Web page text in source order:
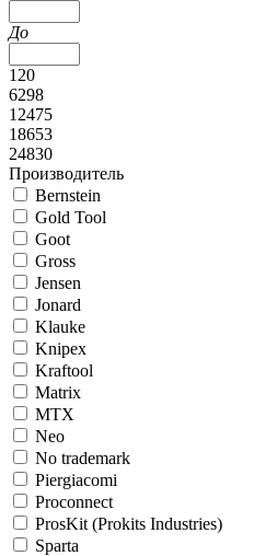
До
120
6298
12475
18653
24830
Производитель
Bernstein
Gold Tool
Goot
Gross
Jensen
Jonard
Klauke
Knipex
Kraftool
Matrix
MTX
Neo
No trademark
Piergiacomi
Proconnect
ProsKit (Prokits Industries)
Sparta